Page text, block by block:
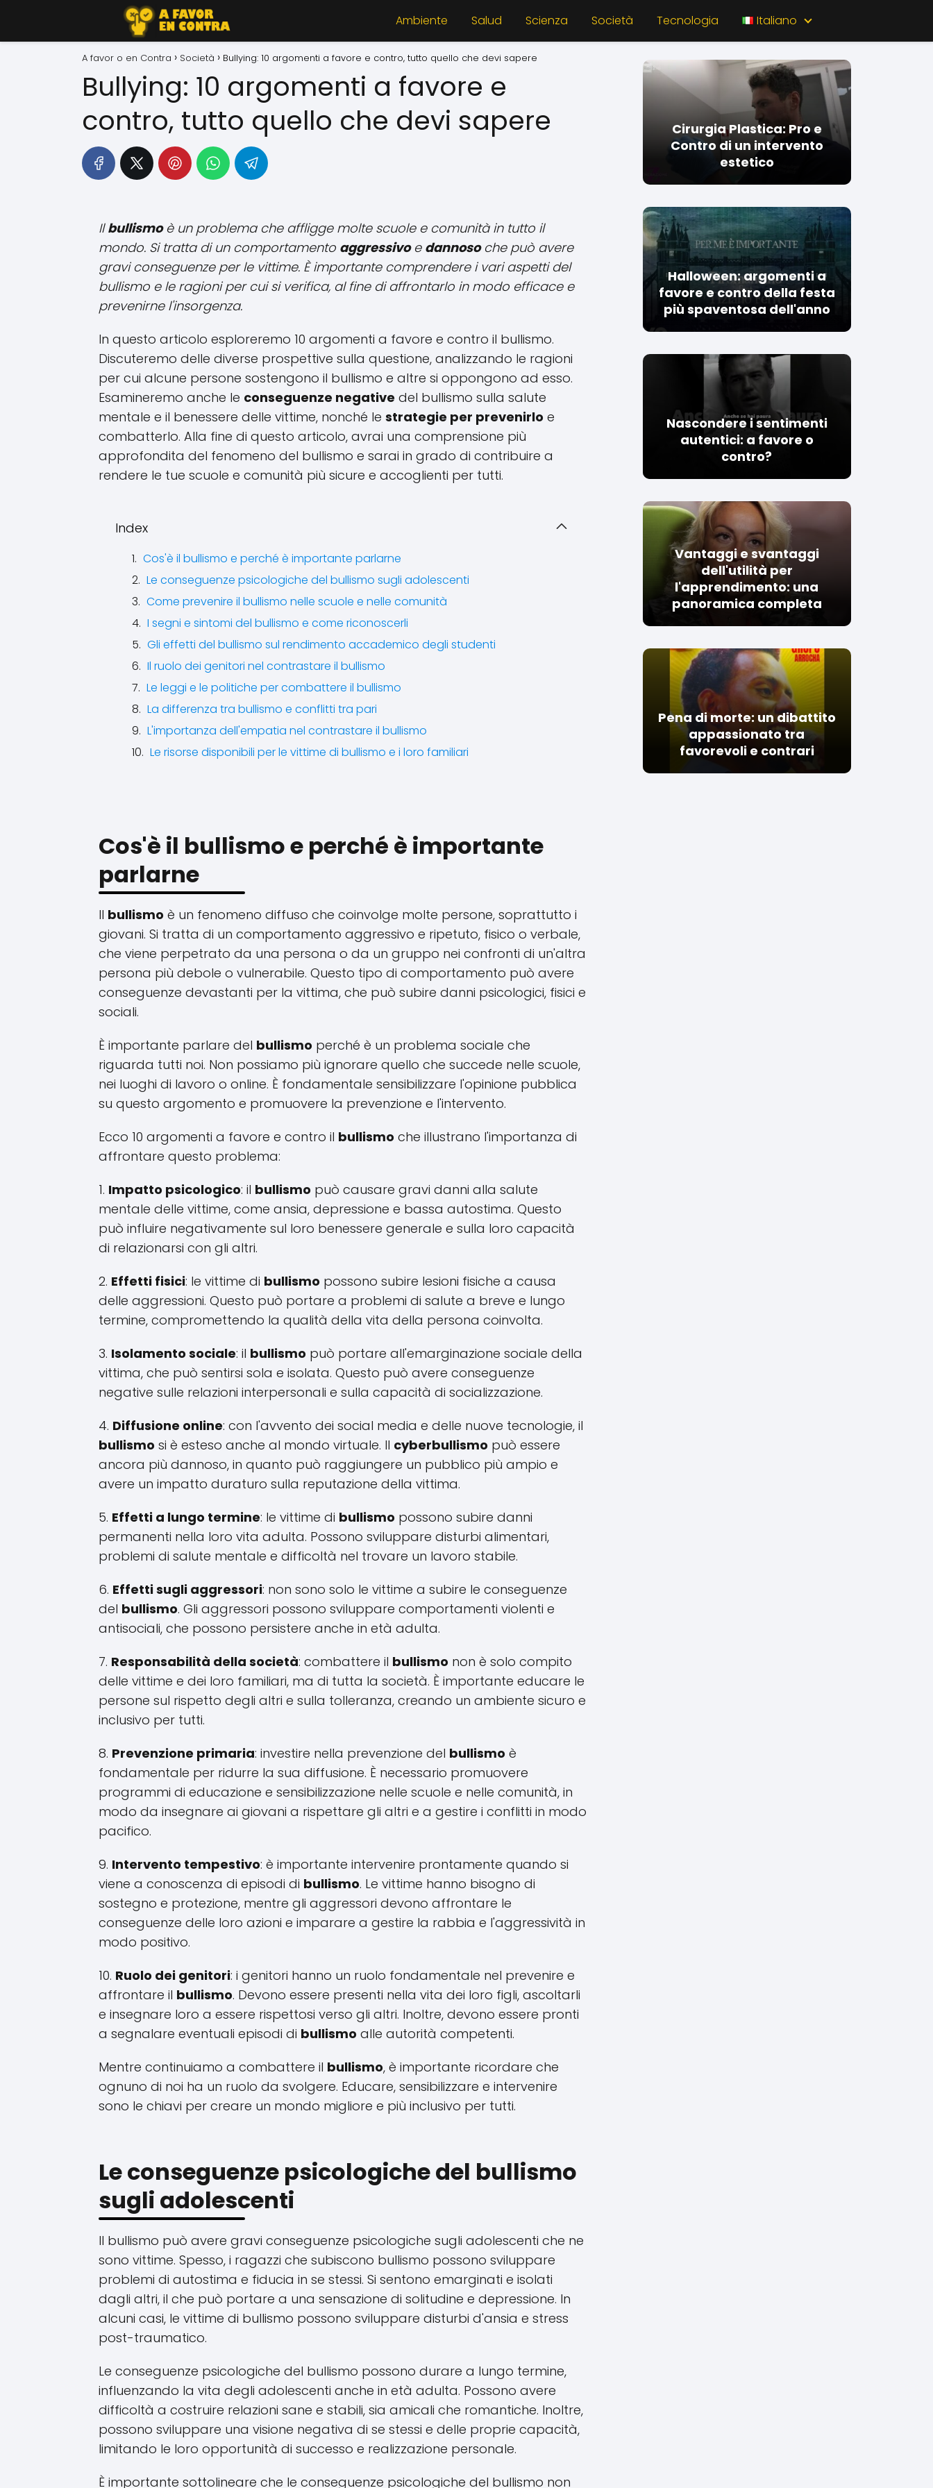
Ambiente Salud Scienza Società Tecnologia Italiano
A favor o en Contra Società Bullying: 10 argomenti a favore e contro, tutto quello che devi sapere
Bullying: 10 argomenti a favore e
contro, tutto quello che devi sapere
Ilbullismoè un problema che affligge molte scuole e comunità in tutto il
mondo. Si tratta di un comportamento aggressivoe dannosoche può avere
gravi conseguenze per le vittime. È importante comprendere i vari aspetti del
bullismo e le ragioni per cui si verifica, al fine di affrontarlo in modo efficace e
prevenirne l'insorgenza.
In questo articolo esploreremo 10 argomenti a favore e contro il bullismo.
Discuteremo delle diverse prospettive sulla questione, analizzando le ragioni
per cui alcune persone sostengono il bullismo e altre si oppongono ad esso.
Esamineremo anche le conseguenze negative del bullismo sulla salute
mentale e il benessere delle vittime, nonché le strategie per prevenirlo e
combatterlo. Alla fine di questo articolo, avrai una comprensione più
approfondita del fenomeno del bullismo e sarai in grado di contribuire a
rendere le tue scuole e comunità più sicure e accoglienti per tutti.
Index
Cos'è il bullismo e perché è importante parlarne
Le conseguenze psicologiche del bullismo sugli adolescenti
Come prevenire il bullismo nelle scuole e nelle comunità
I segni e sintomi del bullismo e come riconoscerli
Gli effetti del bullismo sul rendimento accademico degli studenti
Il ruolo dei genitori nel contrastare il bullismo
Le leggi e le politiche per combattere il bullismo
La differenza tra bullismo e conflitti tra pari
L'importanza dell'empatia nel contrastare il bullismo
Le risorse disponibili per le vittime di bullismo e i loro familiari
Cos'è il bullismo e perché è importante
parlarne
Il bullismo è un fenomeno diffuso che coinvolge molte persone, soprattutto i
giovani. Si tratta di un comportamento aggressivo e ripetuto, fisico o verbale,
che viene perpetrato da una persona o da un gruppo nei confronti di un'altra
persona più debole o vulnerabile. Questo tipo di comportamento può avere
conseguenze devastanti per la vittima, che può subire danni psicologici, fisici e
sociali.
È importante parlare del bullismo perché è un problema sociale che
riguarda tutti noi. Non possiamo più ignorare quello che succede nelle scuole,
nei luoghi di lavoro o online. È fondamentale sensibilizzare l'opinione pubblica
su questo argomento e promuovere la prevenzione e l'intervento.
Ecco 10 argomenti a favore e contro il bullismo che illustrano l'importanza di
affrontare questo problema:
1. Impatto psicologico: il bullismo può causare gravi danni alla salute
mentale delle vittime, come ansia, depressione e bassa autostima. Questo
può influire negativamente sul loro benessere generale e sulla loro capacità
di relazionarsi con gli altri.
2. Effetti fisici: le vittime di bullismo possono subire lesioni fisiche a causa
delle aggressioni. Questo può portare a problemi di salute a breve e lungo
termine, compromettendo la qualità della vita della persona coinvolta.
3. Isolamento sociale: il bullismo può portare all'emarginazione sociale della
vittima, che può sentirsi sola e isolata. Questo può avere conseguenze
negative sulle relazioni interpersonali e sulla capacità di socializzazione.
4. Diffusione online: con l'avvento dei social media e delle nuove tecnologie, il
bullismo si è esteso anche al mondo virtuale. Il cyberbullismo può essere
ancora più dannoso, in quanto può raggiungere un pubblico più ampio e
avere un impatto duraturo sulla reputazione della vittima.
5. Effetti a lungo termine: le vittime di bullismo possono subire danni
permanenti nella loro vita adulta. Possono sviluppare disturbi alimentari,
problemi di salute mentale e difficoltà nel trovare un lavoro stabile.
6. Effetti sugli aggressori: non sono solo le vittime a subire le conseguenze
del bullismo. Gli aggressori possono sviluppare comportamenti violenti e
antisociali, che possono persistere anche in età adulta.
7. Responsabilità della società: combattere il bullismo non è solo compito
delle vittime e dei loro familiari, ma di tutta la società. È importante educare le
persone sul rispetto degli altri e sulla tolleranza, creando un ambiente sicuro e
inclusivo per tutti.
8. Prevenzione primaria: investire nella prevenzione del bullismo è
fondamentale per ridurre la sua diffusione. È necessario promuovere
programmi di educazione e sensibilizzazione nelle scuole e nelle comunità, in
modo da insegnare ai giovani a rispettare gli altri e a gestire i conflitti in modo
pacifico.
9. Intervento tempestivo: è importante intervenire prontamente quando si
viene a conoscenza di episodi di bullismo. Le vittime hanno bisogno di
sostegno e protezione, mentre gli aggressori devono affrontare le
conseguenze delle loro azioni e imparare a gestire la rabbia e l'aggressività in
modo positivo.
10. Ruolo dei genitori: i genitori hanno un ruolo fondamentale nel prevenire e
affrontare il bullismo. Devono essere presenti nella vita dei loro figli, ascoltarli
e insegnare loro a essere rispettosi verso gli altri. Inoltre, devono essere pronti
a segnalare eventuali episodi di bullismo alle autorità competenti.
Mentre continuiamo a combattere il bullismo, è importante ricordare che
ognuno di noi ha un ruolo da svolgere. Educare, sensibilizzare e intervenire
sono le chiavi per creare un mondo migliore e più inclusivo per tutti.
Le conseguenze psicologiche del bullismo
sugli adolescenti
Il bullismo può avere gravi conseguenze psicologiche sugli adolescenti che ne
sono vittime. Spesso, i ragazzi che subiscono bullismo possono sviluppare
problemi di autostima e fiducia in se stessi. Si sentono emarginati e isolati
dagli altri, il che può portare a una sensazione di solitudine e depressione. In
alcuni casi, le vittime di bullismo possono sviluppare disturbi d'ansia e stress
post-traumatico.
Le conseguenze psicologiche del bullismo possono durare a lungo termine,
influenzando la vita degli adolescenti anche in età adulta. Possono avere
difficoltà a costruire relazioni sane e stabili, sia amicali che romantiche. Inoltre,
possono sviluppare una visione negativa di se stessi e delle proprie capacità,
limitando le loro opportunità di successo e realizzazione personale.
È importante sottolineare che le conseguenze psicologiche del bullismo non
Cirurgia Plastica: Pro e
Contro di un intervento
estetico
Halloween: argomenti a
favore e contro della festa
più spaventosa dell'anno
Nascondere i sentimenti
autentici: a favore o
contro?
Vantaggi e svantaggi
dell'utilità per
l'apprendimento: una
panoramica completa
Pena di morte: un dibattito
appassionato tra
favorevoli e contrari